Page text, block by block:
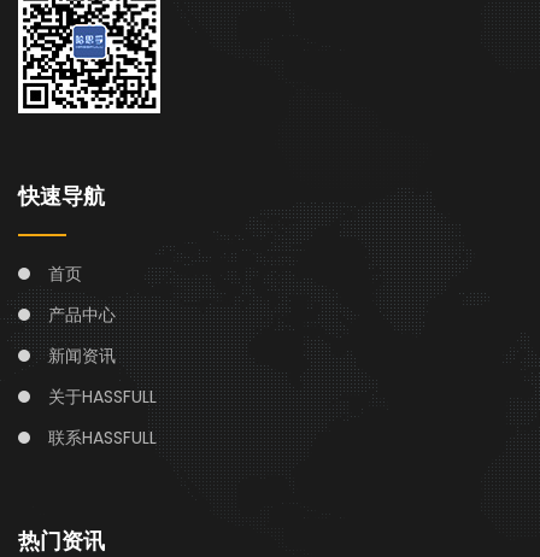
快速导航
首页
产品中心
新闻资讯
关于HASSFULL
联系HASSFULL
热门资讯